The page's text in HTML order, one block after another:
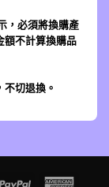
，必須將換購產
額不計算換購品
切退換。